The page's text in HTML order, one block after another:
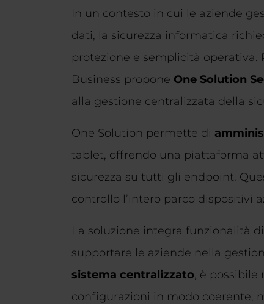
In un contesto in cui le aziende
dati, la sicurezza informatica
protezione e semplicità operativa.
Business propone One Solution
alla gestione centralizzata della
One Solution permette di
tablet, offrendo una piattaforma
sicurezza su tutti gli endpoint.
controllo l’intero parco dispositivi
La soluzione integra funzionalità di
supportare le aziende nella
sistema centralizzato, è possibile
configurazioni in modo coerente,